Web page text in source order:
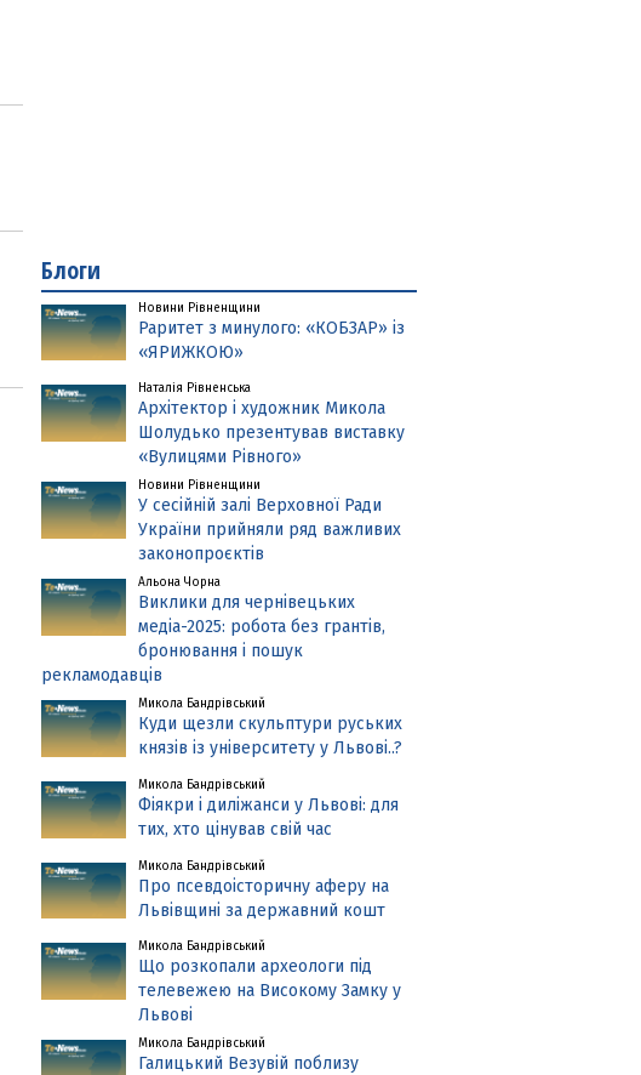
Блоги
Новини Рівненщини
Раритет з минулого: «КОБЗАР» із
«ЯРИЖКОЮ»
Наталія Рівненська
Архітектор і художник Микола
Шолудько презентував виставку
«Вулицями Рівного»
Новини Рівненщини
У сесійній залі Верховної Ради
України прийняли ряд важливих
законопроєктів
Альона Чорна
Виклики для чернівецьких
медіа-2025: робота без грантів,
бронювання і пошук
рекламодавців
Микола Бандрівський
Куди щезли скульптури руських
князів із університету у Львові..?
Микола Бандрівський
Фіякри і диліжанси у Львові: для
тих, хто цінував свій час
Микола Бандрівський
Про псевдоісторичну аферу на
Львівщині за державний кошт
Микола Бандрівський
Що розкопали археологи під
телевежею на Високому Замку у
Львові
Микола Бандрівський
Галицький Везувій поблизу